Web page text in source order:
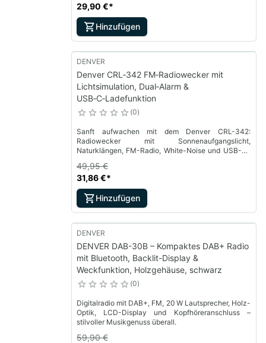
29,90 €*
Hinzufügen
DENVER
Denver CRL‑342 FM‑Radiowecker mit
Lichtsimulation, Dual‑Alarm &
USB‑C‑Ladefunktion
0
Sanft aufwachen mit dem Denver CRL-342:
Radiowecker mit Sonnenaufgangslicht,
Naturklängen, FM-Radio, White-Noise und USB-C-
31,86 €*
49,95 €
Hinzufügen
DENVER
DENVER DAB-30B – Kompaktes DAB+ Radio
mit Bluetooth, Backlit-Display &
Weckfunktion, Holzgehäuse, schwarz
0
Digitalradio mit DAB+, FM, 20 W Lautsprecher, Holz-
Optik, LCD-Display und Kopfhöreranschluss –
stilvoller Musikgenuss überall.
59,90 €